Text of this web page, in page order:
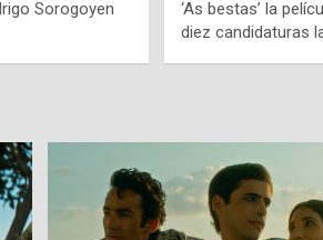
Sorogoyen
‘As bestas’ la
diez candidaturas